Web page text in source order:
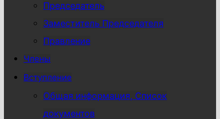
Председатель
Заместитель Председателя
Правление
Члены
Вступление
Общая информация, Список
документов